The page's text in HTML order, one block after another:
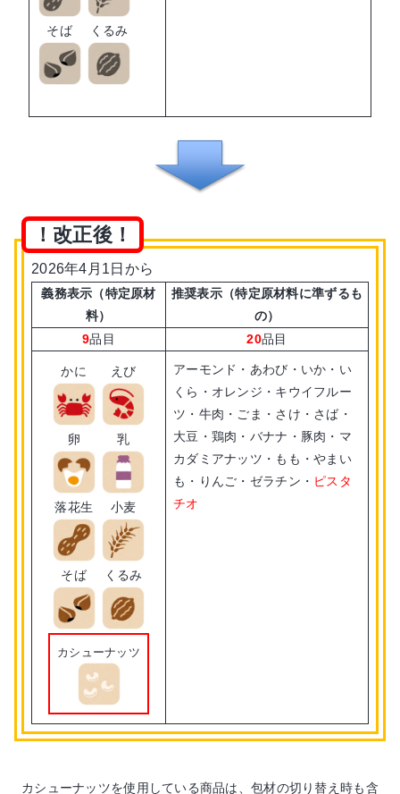
そば くるみ
！改正後！
2026年4月1日から
義務表示（特定原材
料）
推奨表示（特定原材料に準ずるも
の）
9品目 20品目
かに えび
卵 乳
落花生 小麦
そば くるみ
カシューナッツ
アーモンド・あわび・いか・い
くら・オレンジ・キウイフルー
ツ・牛肉・ごま・さけ・さば・
大豆・鶏肉・バナナ・豚肉・マ
カダミアナッツ・もも・やまい
も・りんご・ゼラチン・ ピスタ
チオ
カシューナッツを使用している商品は、包材の切り替え時も含